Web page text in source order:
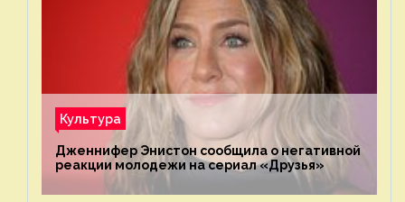
Культура
Дженнифер Энистон сообщила о негативной
реакции молодежи на сериал «Друзья»